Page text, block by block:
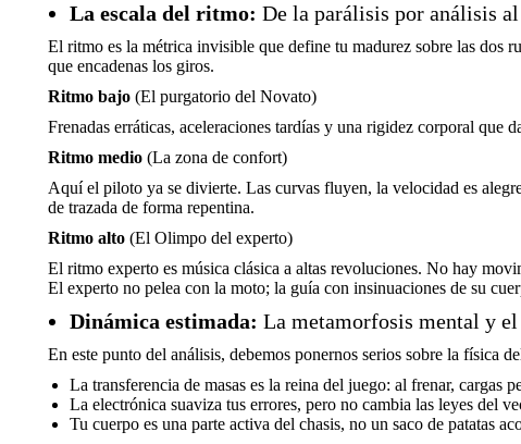
La escala del ritmo: De la parálisis por análisis
El ritmo es la métrica invisible que define tu madurez sobre las dos
que encadenas los giros.
Ritmo bajo (El purgatorio del Novato)
Frenadas erráticas, aceleraciones tardías y una rigidez corporal
Ritmo medio (La zona de confort)
Aquí el piloto ya se divierte. Las curvas fluyen, la velocidad es
de trazada de forma repentina.
Ritmo alto (El Olimpo del experto)
El ritmo experto es música clásica a altas revoluciones. No hay
El experto no pelea con la moto; la guía con insinuaciones de su
Dinámica estimada: La metamorfosis mental y
En este punto del análisis, debemos ponernos serios sobre la física
La transferencia de masas es la reina del juego: al frenar, cargas
La electrónica suaviza tus errores, pero no cambia las leyes del
Tu cuerpo es una parte activa del chasis, no un saco de patatas